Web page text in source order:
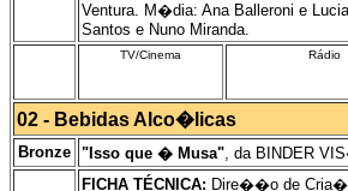
Ventura. M�dia: Ana Balleroni e
Santos e Nuno Miranda.
TV/Cinema Rádio
02 - Bebidas Alco�licas
Bronze "Isso que � Musa", da BINDER
FICHA TÉCNICA: Dire��o de